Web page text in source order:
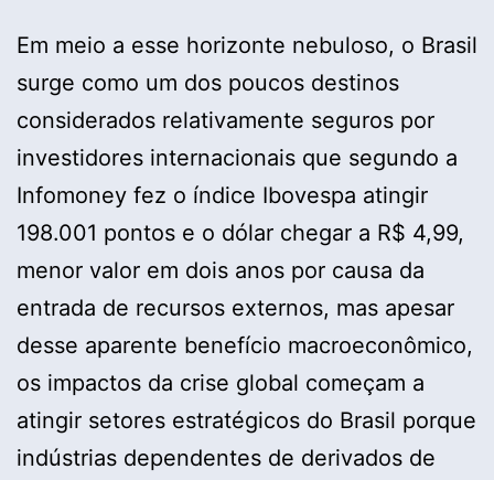
Em meio a esse horizonte nebuloso, o Brasil
surge como um dos poucos destinos
considerados relativamente seguros por
investidores internacionais que segundo a
Infomoney fez o índice Ibovespa atingir
198.001 pontos e o dólar chegar a R$ 4,99,
menor valor em dois anos por causa da
entrada de recursos externos, mas apesar
desse aparente benefício macroeconômico,
os impactos da crise global começam a
atingir setores estratégicos do Brasil porque
indústrias dependentes de derivados de